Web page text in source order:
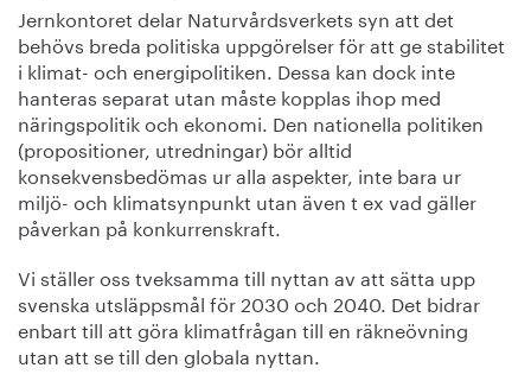
Jernkontoret delar Naturvårdsverkets syn att det
behövs breda politiska uppgörelser för att ge stabilitet
i klimat- och energipolitiken. Dessa kan dock inte
hanteras separat utan måste kopplas ihop med
näringspolitik och ekonomi. Den nationella politiken
(propositioner, utredningar) bör alltid
konsekvensbedömas ur alla aspekter, inte bara ur
miljö- och klimatsynpunkt utan även t ex vad gäller
påverkan på konkurrenskraft.
Vi ställer oss tveksamma till nyttan av att sätta upp
svenska utsläppsmål för 2030 och 2040. Det bidrar
enbart till att göra klimatfrågan till en räkneövning
utan att se till den globala nyttan.